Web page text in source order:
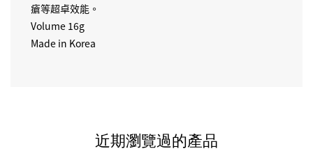
瘡等超卓效能。
Volume 16g
Made in Korea
近期瀏覽過的產品